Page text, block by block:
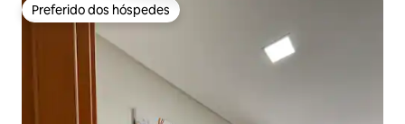
Preferido dos hóspedes
Preferido dos hóspedes